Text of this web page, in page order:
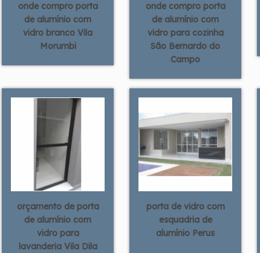
onde compro porta
de alumínio com
vidro branco Vila
Morumbi
onde compro porta
de alumínio com
vidro para cozinha
São Bernardo do
Campo
orçamento de porta
de alumínio com
vidro para
lavanderia Vila Dila
porta de vidro com
esquadria de
alumínio Perus